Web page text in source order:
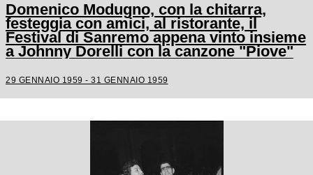
Domenico Modugno, con la chitarra,
festeggia con amici, al ristorante, il
Festival di Sanremo appena vinto insieme
a Johnny Dorelli con la canzone "Piove"
29 GENNAIO 1959 - 31 GENNAIO 1959